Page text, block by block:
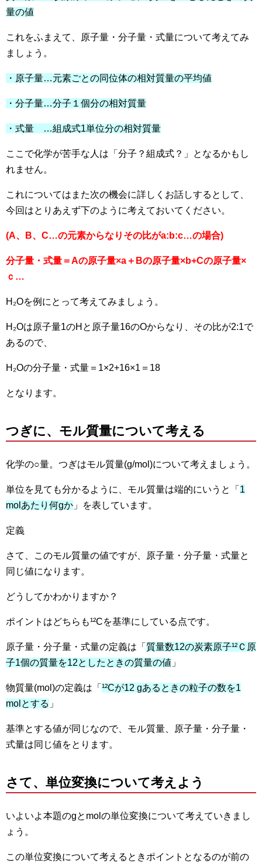
量の値
これをふまえて、
原子量・分子量・式量について考えてみ
ましょう。
・原子量…元素ごとの同位体の相対質量の平均値
・分子量…分子１個分の相対質量
・式量 …組成式1単位分の相対質量
ここで化学が苦手な人は「分子？組成式？」となるかもし
れません。
これについてはまた次の機会に詳しくお話しするとして、
今回はとりあえず下のように考えておいてください。
(A、B、C…の元素からなりその比がa:b:c…の場合)
分子量・式量＝Aの原子量×a＋Bの原子量×b+Cの原子量×
ｃ…
H₂Oを例にとって考えてみましょう。
H₂Oは原子量1のHと原子量16のOからなり、その比が2:1で
あるので、
H₂Oの分子量・式量＝1×2+16×1＝18
となります。
つぎに、モル質量について考える
化学の○量。つぎはモル質量(g/mol)について考えましょう。
単位を見ても分かるように、モル質量は端的にいうと「 1
molあたり何gか 」を表しています。
定義
さて、このモル質量の値ですが、原子量・分子量・式量と
同じ値になります。
どうしてかわかりますか？
ポイントはどちらも¹²Cを基準にしている点です。
原子量・分子量・式量の定義は「 質量数12の炭素原子¹²Ｃ原
子1個の質量を12としたときの質量の値 」
物質量(mol)の定義は「 ¹²Cが12 gあるときの粒子の数を1
molとする 」
基準とする値が同じなので、モル質量、原子量・分子量・
式量は同じ値をとります。
さて、単位変換について考えよう
いよいよ本題のgとmolの単位変換について考えていきまし
ょう。
この単位変換について考えるときポイントとなるのが前の